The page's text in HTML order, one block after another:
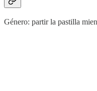
Género: partir la pastilla